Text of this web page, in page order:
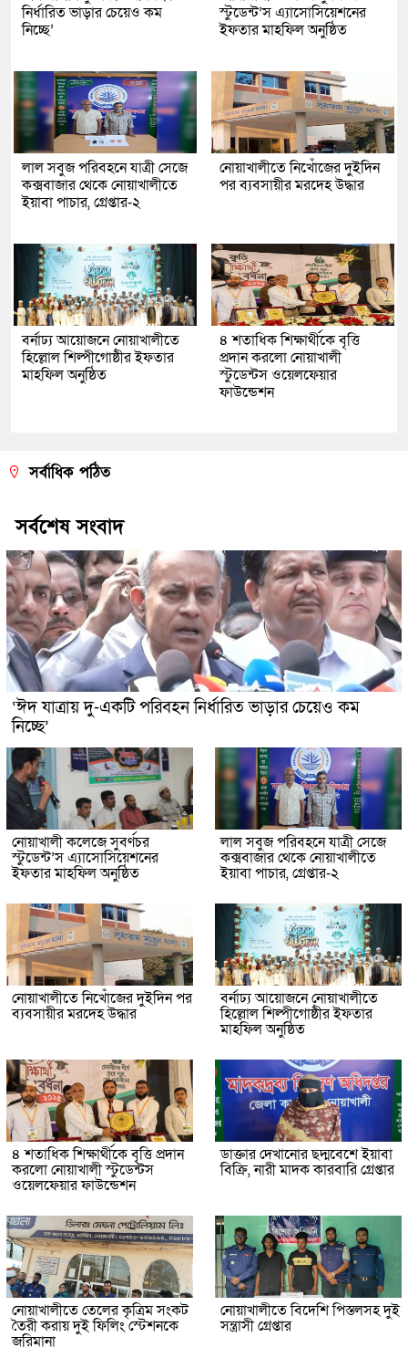
নির্ধারিত ভাড়ার চেয়েও কম
নিচ্ছে’
স্টুডেন্ট’স এ্যাসোসিয়েশনের
ইফতার মাহফিল অনুষ্ঠিত
লাল সবুজ পরিবহনে যাত্রী সেজে
কক্সবাজার থেকে নোয়াখালীতে
ইয়াবা পাচার, গ্রেপ্তার-২
নোয়াখালীতে নিখোঁজের দুইদিন
পর ব্যবসায়ীর মরদেহ উদ্ধার
বর্নাঢ্য আয়োজনে নোয়াখালীতে
হিল্লোল শিল্পীগোষ্ঠীর ইফতার
মাহফিল অনুষ্ঠিত
৪ শতাধিক শিক্ষার্থীকে বৃত্তি
প্রদান করলো নোয়াখালী
স্টুডেন্টস ওয়েলফেয়ার
ফাউন্ডেশন
সর্বাধিক পঠিত
সর্বশেষ সংবাদ
‘ঈদ যাত্রায় দু-একটি পরিবহন নির্ধারিত ভাড়ার চেয়েও কম
নিচ্ছে’
নোয়াখালী কলেজে সুবর্ণচর
স্টুডেন্ট’স এ্যাসোসিয়েশনের
ইফতার মাহফিল অনুষ্ঠিত
লাল সবুজ পরিবহনে যাত্রী সেজে
কক্সবাজার থেকে নোয়াখালীতে
ইয়াবা পাচার, গ্রেপ্তার-২
নোয়াখালীতে নিখোঁজের দুইদিন পর
ব্যবসায়ীর মরদেহ উদ্ধার
বর্নাঢ্য আয়োজনে নোয়াখালীতে
হিল্লোল শিল্পীগোষ্ঠীর ইফতার
মাহফিল অনুষ্ঠিত
৪ শতাধিক শিক্ষার্থীকে বৃত্তি প্রদান
করলো নোয়াখালী স্টুডেন্টস
ওয়েলফেয়ার ফাউন্ডেশন
ডাক্তার দেখানোর ছদ্মবেশে ইয়াবা
বিক্রি, নারী মাদক কারবারি গ্রেপ্তার
নোয়াখালীতে তেলের কৃত্রিম সংকট
তৈরী করায় দুই ফিলিং স্টেশনকে
জরিমানা
নোয়াখালীতে বিদেশি পিস্তলসহ দুই
সন্ত্রাসী গ্রেপ্তার